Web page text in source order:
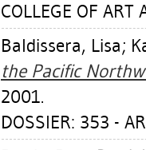
COLLEGE OF
Baldissera, Lisa;
the Pacific
2001.
DOSSIER: 353 -